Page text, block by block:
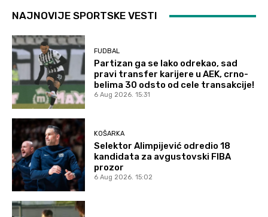
NAJNOVIJE SPORTSKE VESTI
FUDBAL
Partizan ga se lako odrekao, sad
pravi transfer karijere u AEK, crno-
belima 30 odsto od cele transakcije!
6 Aug 2026. 15:31
KOŠARKA
Selektor Alimpijević odredio 18
kandidata za avgustovski FIBA
prozor
6 Aug 2026. 15:02